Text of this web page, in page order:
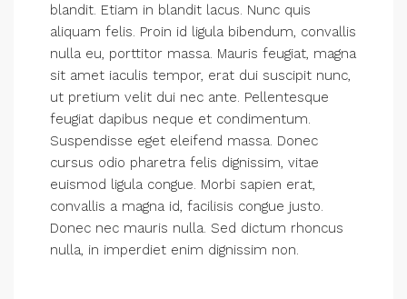
blandit. Etiam in blandit lacus. Nunc quis
aliquam felis. Proin id ligula bibendum, convallis
nulla eu, porttitor massa. Mauris feugiat, magna
sit amet iaculis tempor, erat dui suscipit nunc,
ut pretium velit dui nec ante. Pellentesque
feugiat dapibus neque et condimentum.
Suspendisse eget eleifend massa. Donec
cursus odio pharetra felis dignissim, vitae
euismod ligula congue. Morbi sapien erat,
convallis a magna id, facilisis congue justo.
Donec nec mauris nulla. Sed dictum rhoncus
nulla, in imperdiet enim dignissim non.